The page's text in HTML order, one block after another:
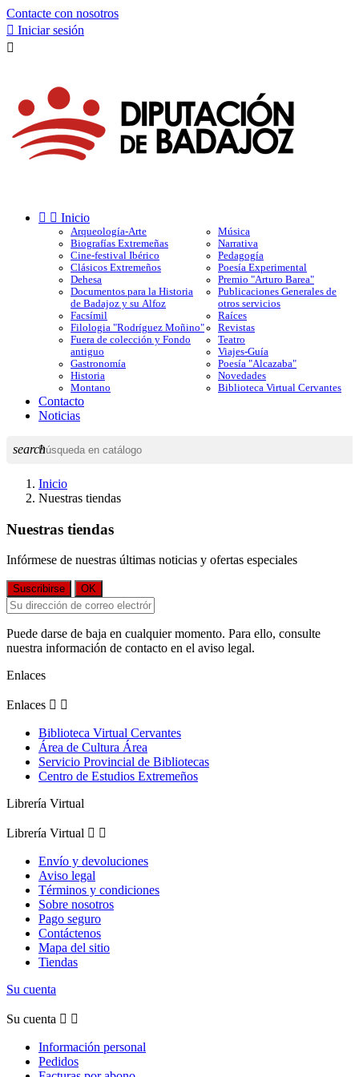
Contacte con nosotros
 Iniciar sesión

  Inicio
Arqueología-Arte
Biografías Extremeñas
Cine-festival Ibérico
Clásicos Extremeños
Dehesa
Documentos para la Historia
de Badajoz y su Alfoz
Facsímil
Filologia "Rodríguez Moñino"
Fuera de colección y Fondo
antiguo
Gastronomía
Historia
Montano
Música
Narrativa
Pedagogía
Poesía Experimental
Premio "Arturo Barea"
Publicaciones Generales de
otros servicios
Raíces
Revistas
Teatro
Viajes-Guía
Poesía "Alcazaba"
Novedades
Biblioteca Virtual Cervantes
Contacto
Noticias
search
Inicio
Nuestras tiendas
Nuestras tiendas
Infórmese de nuestras últimas noticias y ofertas especiales
Puede darse de baja en cualquier momento. Para ello, consulte
nuestra información de contacto en el aviso legal.
Enlaces
Enlaces  
Biblioteca Virtual Cervantes
Área de Cultura Área
Servicio Provincial de Bibliotecas
Centro de Estudios Extremeños
Librería Virtual
Librería Virtual  
Envío y devoluciones
Aviso legal
Términos y condiciones
Sobre nosotros
Pago seguro
Contáctenos
Mapa del sitio
Tiendas
Su cuenta
Su cuenta  
Información personal
Pedidos